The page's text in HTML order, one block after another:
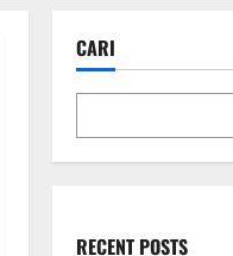
CARI
RECENT POSTS